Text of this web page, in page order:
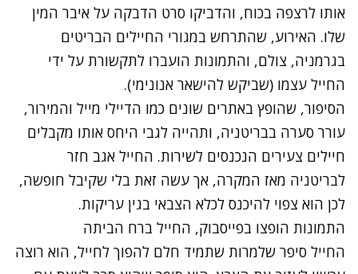
אותו לרצפה בכוח, והדביקו סרט הדבקה על איבר המין
שלו. האירוע, שהתרחש במגורי החיילים הבריטים
בגרמניה, צולם, והתמונות הועברו לתקשורת על ידי
החייל עצמו (שביקש להישאר אנונימי).
הסיפור, שהופץ באתרים שונים כמו הדיילי מייל והמירור,
עורר סערה בבריטניה, ותהייה לגבי היחס אותו מקבלים
חיילים צעירים הנכנסים לשירות. החייל אגב חזר
לבריטניה מאז המקרה, אך עשה זאת בלי שקיבל חופשה,
לכן הוא צפוי להיכנס לכלא הצבאי בגין עריקות.
התמונות הופצו בפייסבוק, החייל ברח הביתה
החייל סיפר שלמרות שתמיד חלם להפוך לחייל, הוא רוצה